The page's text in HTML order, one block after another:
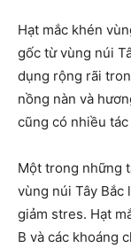
Hạt mắc khén
gốc từ vùng núi
dụng rộng rãi
nồng nàn và
cũng có nhiều
Một trong những
vùng núi Tây Bắc
giảm stres. Hạt
B và các khoáng